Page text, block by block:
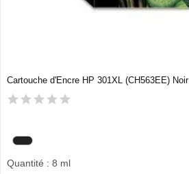
Cartouche d'Encre HP 301XL (CH563EE) Noir
Quantité : 8 ml